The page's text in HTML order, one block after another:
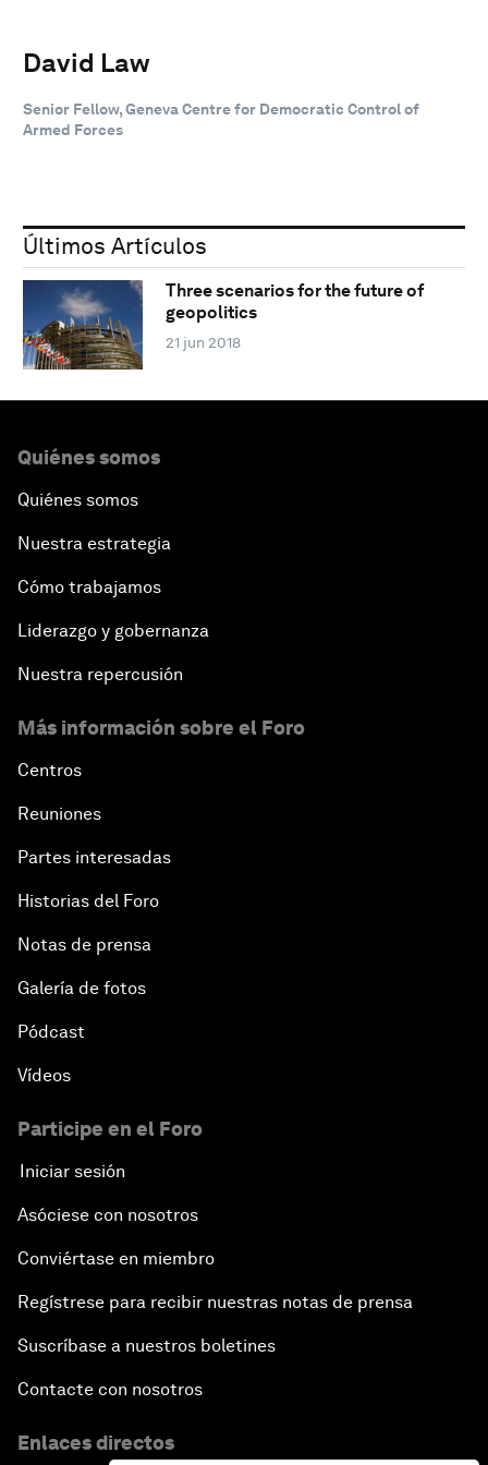
David Law
Senior Fellow, Geneva Centre for Democratic Control of
Armed Forces
Últimos Artículos
Three scenarios for the future of
geopolitics
21 jun 2018
Quiénes somos
Quiénes somos
Nuestra estrategia
Cómo trabajamos
Liderazgo y gobernanza
Nuestra repercusión
Más información sobre el Foro
Centros
Reuniones
Partes interesadas
Historias del Foro
Notas de prensa
Galería de fotos
Pódcast
Vídeos
Participe en el Foro
Iniciar sesión
Asóciese con nosotros
Conviértase en miembro
Regístrese para recibir nuestras notas de prensa
Suscríbase a nuestros boletines
Contacte con nosotros
Enlaces directos